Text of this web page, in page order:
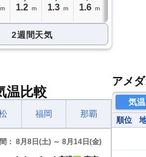
m 1.2 m 1.3 m 1.6 m
2週間天気
温比較
福岡 那覇
： 8月8日(土) ～ 8月14日(金)
アメ
気温
順位